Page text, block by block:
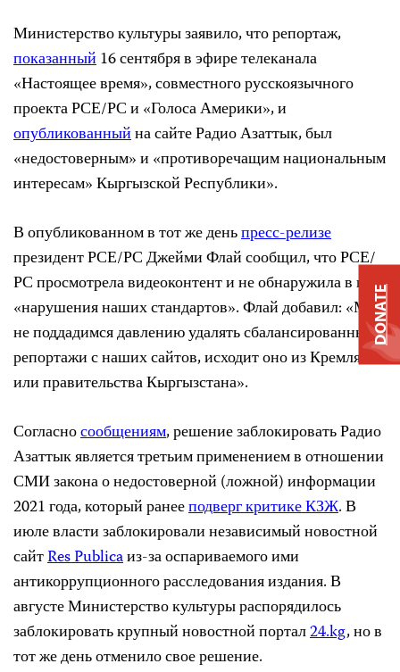
Министерство культуры заявило, что репортаж,
показанный16 сентября в эфире телеканала
«Настоящее время», совместного русскоязычного
проекта РСЕ/РС и «Голоса Америки», и
опубликованныйна сайте Радио Азаттык, был
«недостоверным» и «противоречащим национальным
интересам» Кыргызской Республики».
В опубликованном в тот же деньпресс-релизе
президент РСЕ/РС Джейми Флай сообщил, что РСЕ/
РС просмотрела видеоконтент и не обнаружила в нем
«нарушения наших стандартов». Флай добавил: «Мы
не поддадимся давлению удалять сбалансированные
репортажи с наших сайтов, исходит оно из Кремля
или правительства Кыргызстана».
Согласносообщениям, решение заблокировать Радио
Азаттык является третьим применением в отношении
СМИ закона о недостоверной (ложной) информации
2021 года, который ранееподверг критикеКЗЖ. В
июле власти заблокировали независимый новостной
сайтRes Publicaиз-за оспариваемого ими
антикоррупционного расследования издания. В
августе Министерство культуры распорядилось
заблокировать крупный новостной портал24.kg, но в
тот же день отменило свое решение.
DONATE